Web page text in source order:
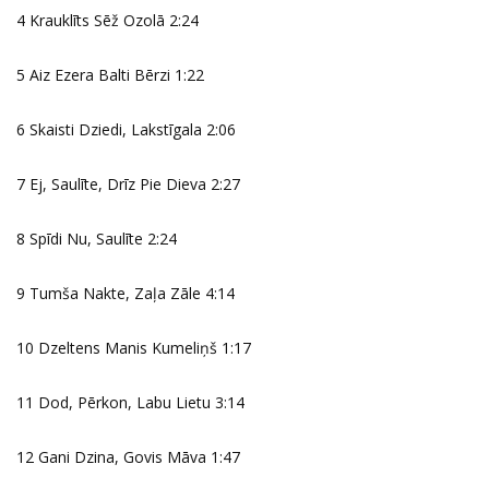
4 Krauklīts Sēž Ozolā 2:24
5 Aiz Ezera Balti Bērzi 1:22
6 Skaisti Dziedi, Lakstīgala 2:06
7 Ej, Saulīte, Drīz Pie Dieva 2:27
8 Spīdi Nu, Saulīte 2:24
9 Tumša Nakte, Zaļa Zāle 4:14
10 Dzeltens Manis Kumeliņš 1:17
11 Dod, Pērkon, Labu Lietu 3:14
12 Gani Dzina, Govis Māva 1:47